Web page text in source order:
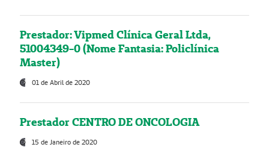
Prestador: Vipmed Clínica Geral Ltda,
51004349-0 (Nome Fantasia: Policlínica
Master)
01 de Abril de 2020
Prestador CENTRO DE ONCOLOGIA
15 de Janeiro de 2020